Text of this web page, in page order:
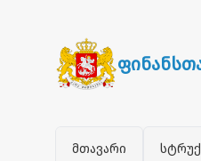
მთავარი